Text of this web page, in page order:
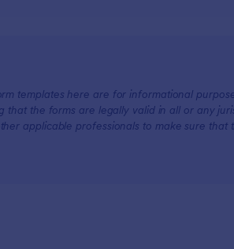
İçintemplates here are for informational
that the forms are legally valid in all or any
applicable professionals to make sure